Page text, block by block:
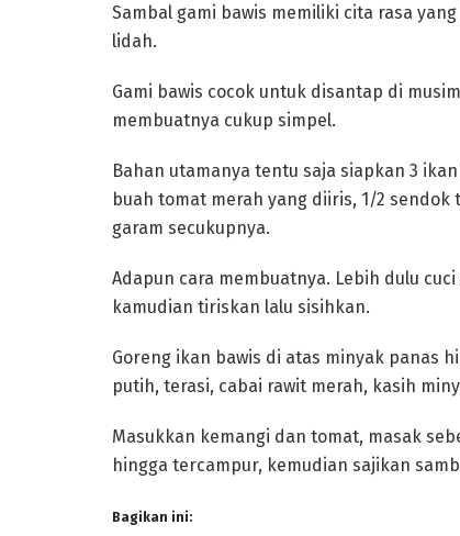
Sambal gami bawis memiliki cita rasa
lidah.
Gami bawis cocok untuk disantap di
membuatnya cukup simpel.
Bahan utamanya tentu saja siapkan 3
buah tomat merah yang diiris, 1/2 sendok
garam secukupnya.
Adapun cara membuatnya. Lebih dulu
kamudian tiriskan lalu sisihkan.
Goreng ikan bawis di atas minyak panas
putih, terasi, cabai rawit merah, kasih
Masukkan kemangi dan tomat, masak
hingga tercampur, kemudian sajikan
Bagikan ini: